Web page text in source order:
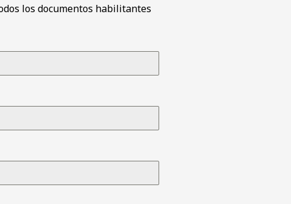
los documentos habilitantes